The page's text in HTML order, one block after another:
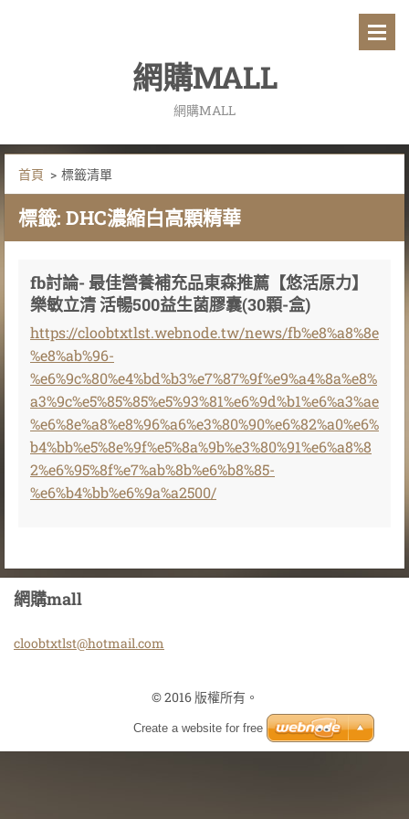
網購MALL
網購MALL
首頁 > 標籤清單
標籤: DHC濃縮白高顆精華
fb討論- 最佳營養補充品東森推薦【悠活原力】
樂敏立清 活暢500益生菌膠囊(30顆-盒)
https://cloobtxtlst.webnode.tw/news/fb%e8%a8%8e
%e8%ab%96-
%e6%9c%80%e4%bd%b3%e7%87%9f%e9%a4%8a%e8%
a3%9c%e5%85%85%e5%93%81%e6%9d%b1%e6%a3%ae
%e6%8e%a8%e8%96%a6%e3%80%90%e6%82%a0%e6%
b4%bb%e5%8e%9f%e5%8a%9b%e3%80%91%e6%a8%8
2%e6%95%8f%e7%ab%8b%e6%b8%85-
%e6%b4%bb%e6%9a%a2500/
網購mall
cloobtxtlst@hotmail.com
© 2016 版權所有。
Create a website for free